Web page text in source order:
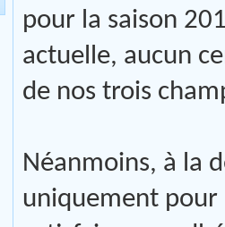
pour la saison
actuelle, aucun
de nos trois
Néanmoins, à la
uniquement pour